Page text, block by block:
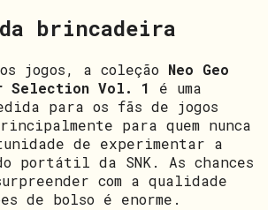
brincadeira
jogos, a coleção Neo Geo
Selection Vol. 1
é uma
para os fãs de jogos
para quem nunca
de experimentar a
portátil da SNK. As chances
com a qualidade
de bolso é enorme.